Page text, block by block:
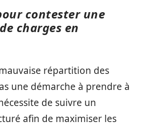
contester une
charges en
répartition des
une démarche à prendre à
de suivre un
afin de maximiser les